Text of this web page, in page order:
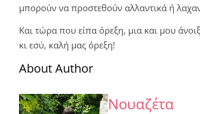
μπορούν να προστεθούν αλλαντικά ή
Και τώρα που είπα όρεξη, μια και μου
κι εσύ, καλή μας όρεξη!
About Author
Νουαζέτα